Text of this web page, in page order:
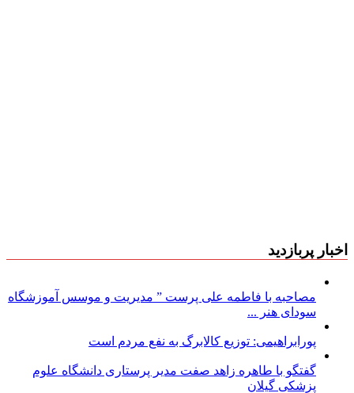
اخبار پربازدید
مصاحبه با فاطمه علی پرست ” مدیریت و موسس آموزشگاه
سودای هنر ...
پورابراهیمی: توزیع کالابرگ به نفع مردم است
گفتگو با طاهره زاهد صفت مدیر پرستاری دانشگاه علوم
پزشکی گیلان